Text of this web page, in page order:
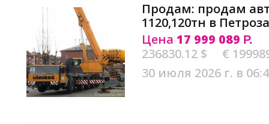
Продам: продам
1120,120тн в
Цена 17 999 089 Р.
236830.12 $
€
30 июля 2026 г. в